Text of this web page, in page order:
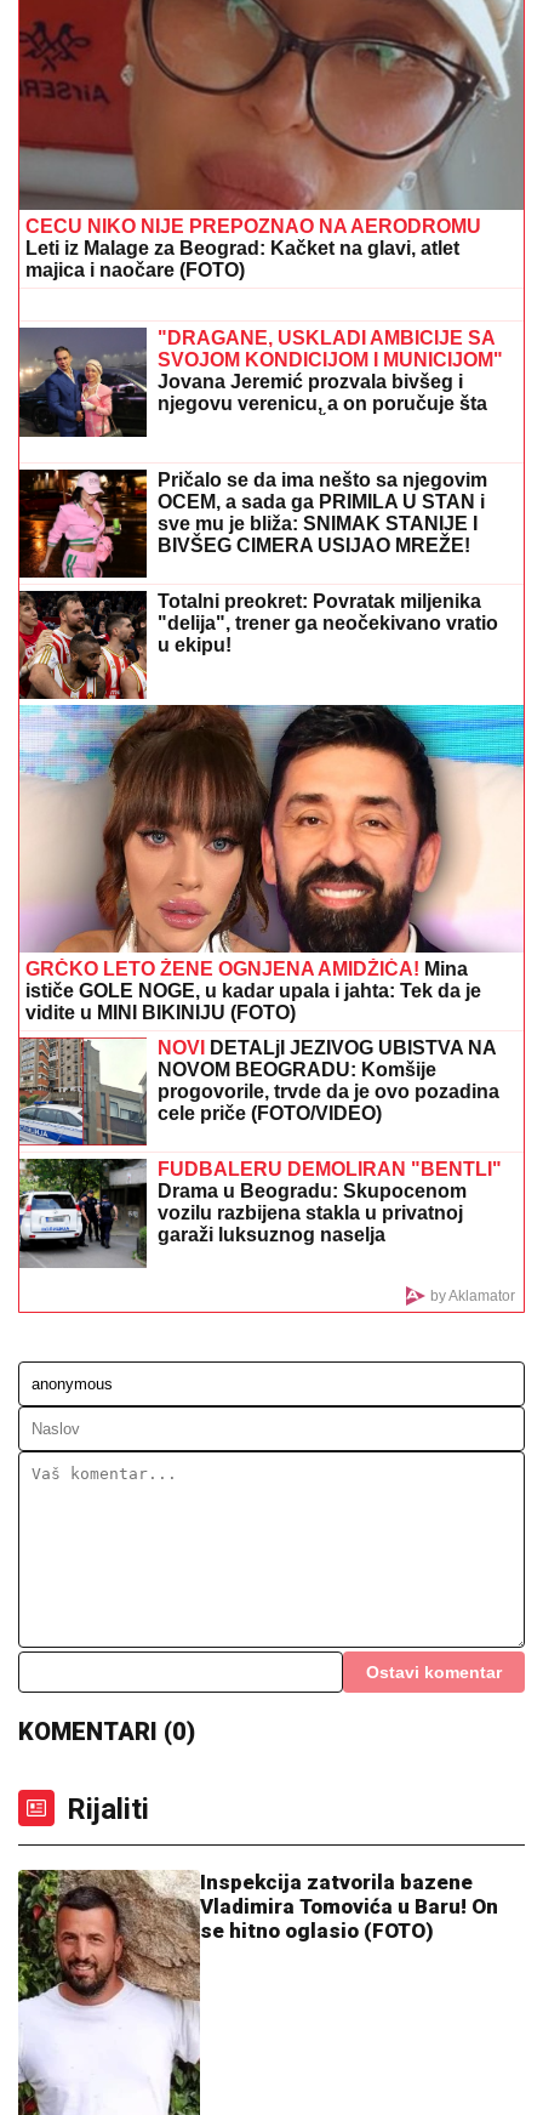
"ZLO ĆE SE PRETVARATI DA JE DOBRO"
Dea
Đurđević iznenadila objavom, voditeljka podelila
savet: "Kad god vidiš zlo, veruj da je zlo"
TEHERAN PODIGAO GLAS:Strane
sile dalje od regiona – imamo dokaze o
napadima i sami ćemo čuvati
bezbednost
"ZATO JE I BIVŠI"
zbog kojeg se razvela od prvog muža:
"Htela sam više i bolje"
SRPSKOM REPREZENTATIVCU DEMOLIRAN AUTO
Saša Lukić bio u inostranstvu kada su mu polupana
stakla na skupocenom "bentliju"
DRAMA NA AUTO-PUTU KOD NIŠA
Zapalio se automobil, saobraćaj
BLOKIRAN (VIDEO)
DRAMA U CRNOJ GORI!Tea Tairović
sa suprugom DOŽIVELA UDES, auto
skroz UNIŠTEN: Nakon nesreće
pevačica donela neočekivanu odluku
CECU NIKO NIJE PREPOZNAO NA AERODROMU
Leti iz Malage za Beograd: Kačket na glavi, atlet
majica i naočare (FOTO)
RAZVELA SE OD KOLEGE I
PROCVETALAPevačica u vrtoglavim
pokazala figuru nakon dva porođaj
njegovu verenicu, a on poručuje šta
Blic TV o misteriji ubistva lepe Ruskinje u Beogradu:
"Treba proveriti da nije još negde u Srbiji napravio
neko ZLO"
Pričalo se da ima nešto sa njegovim
OCEM, a sada ga PRIMILA U STAN i
sve mu je bliža: SNIMAK STANIJE I
BIVŠEG CIMERA USIJAO MREŽE!
(VIDEO)
Totalni preokret: Povratak miljenika
"delija", trener ga neočekivano vratio
u ekipu!